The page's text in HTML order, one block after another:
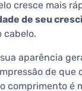
cresce mais
de seu
cabelo.
aparência
de que
comprimento é